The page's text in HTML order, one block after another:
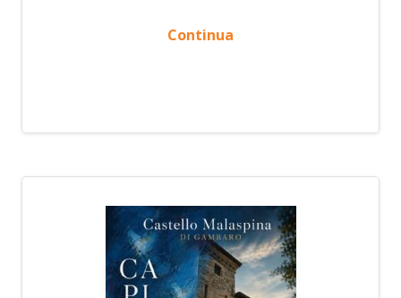
Continua